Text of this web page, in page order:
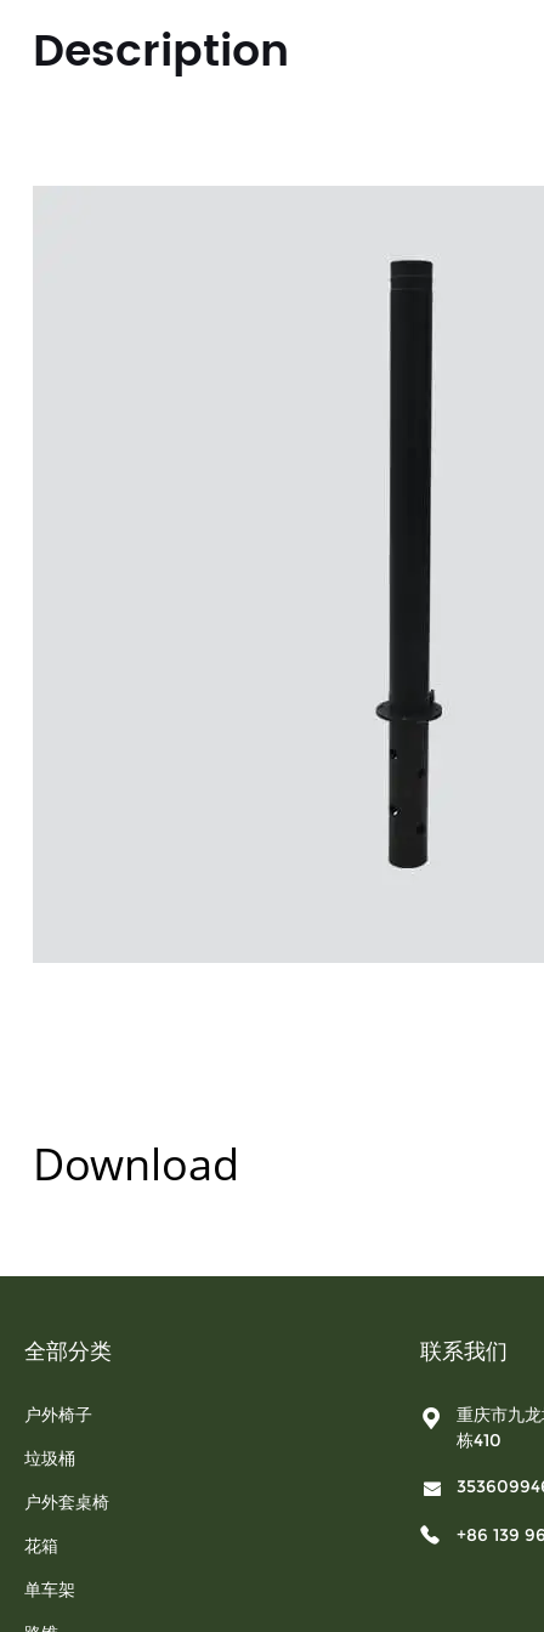
Description
Download
全部分类
户外椅子
垃圾桶
户外套桌椅
花箱
单车架
联系我们
重庆市九
栋410
+86 139